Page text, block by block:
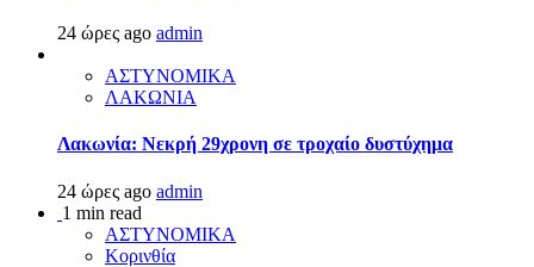
24 ώρες ago admin
ΑΣΤΥΝΟΜΙΚΑ
ΛΑΚΩΝΙΑ
Λακωνία: Νεκρή 29χρονη σε τροχαίο δυστύχημα
24 ώρες ago admin
1 min read
ΑΣΤΥΝΟΜΙΚΑ
Κορινθία